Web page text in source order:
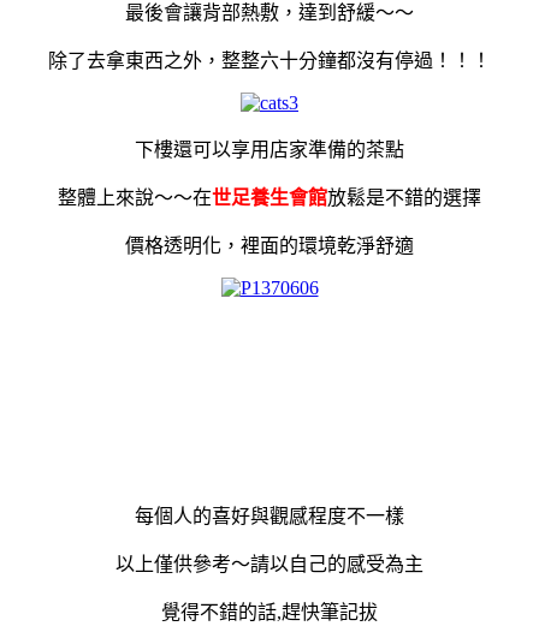
最後會讓背部熱敷，達到舒緩～～
除了去拿東西之外，整整六十分鐘都沒有停過！！！
下樓還可以享用店家準備的茶點
整體上來說～～在世足養生會館放鬆是不錯的選擇
價格透明化，裡面的環境乾淨舒適
每個人的喜好與觀感程度不一樣
以上僅供參考～請以自己的感受為主
覺得不錯的話,趕快筆記拔